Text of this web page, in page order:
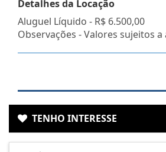
Detalhes da Locação
Aluguel Líquido - R$ 6.500,00
Observações - Valores sujeitos a
TENHO INTERESSE